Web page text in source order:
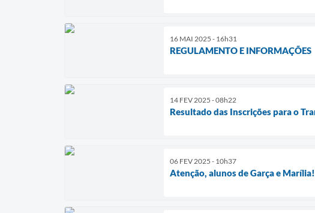
16 MAI 2025 - 16h31
REGULAMENTO E INFORMAÇÕES
14 FEV 2025 - 08h22
Resultado das Inscrições para o
06 FEV 2025 - 10h37
Atenção, alunos de Garça e